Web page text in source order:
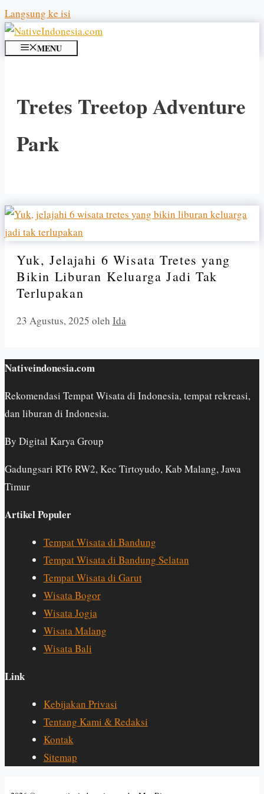
Langsung ke isi
MENU
Tretes Treetop Adventure
Park
Yuk, Jelajahi 6 Wisata Tretes yang
Bikin Liburan Keluarga Jadi Tak
Terlupakan
23 Agustus, 2025 oleh Ida
Nativeindonesia.com
Rekomendasi Tempat Wisata di Indonesia, tempat rekreasi,
dan liburan di Indonesia.
By Digital Karya Group
Gadungsari RT6 RW2, Kec Tirtoyudo, Kab Malang, Jawa
Timur
Artikel Populer
Tempat Wisata di Bandung
Tempat Wisata di Bandung Selatan
Tempat Wisata di Garut
Wisata Bogor
Wisata Jogja
Wisata Malang
Wisata Bali
Link
Kebijakan Privasi
Tentang Kami & Redaksi
Kontak
Sitemap